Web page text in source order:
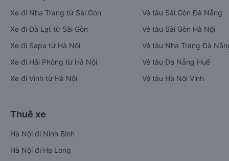
Xe đi Nha Trang từ Sài Gòn
Xe đi Đà Lạt từ Sài Gòn
Xe đi Sapa từ Hà Nội
Xe đi Hải Phòng từ Hà Nội
Xe đi Vinh từ Hà Nội
Vé tàu Sài Gòn Đà Nẵng
Vé tàu Sài Gòn Hà Nội
Vé tàu Nha Trang Đà
Vé tàu Đà Nẵng Huế
Vé tàu Hà Nội Vinh
Thuê xe
Hà Nội đi Ninh Bình
Hà Nội đi Hạ Long